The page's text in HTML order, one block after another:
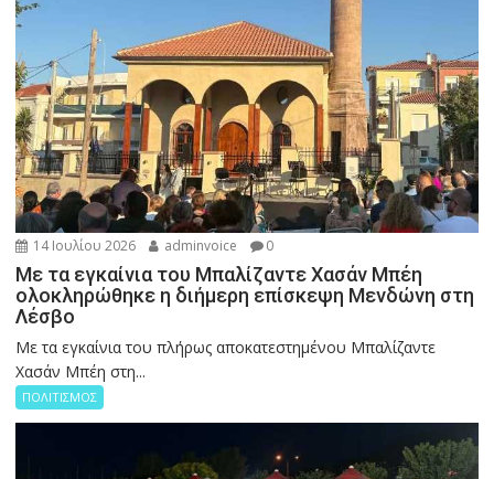
14 Ιουλίου 2026 adminvoice 0
Με τα εγκαίνια του Μπαλίζαντε Χασάν Μπέη
ολοκληρώθηκε η διήμερη επίσκεψη Μενδώνη στη
Λέσβο
Με τα εγκαίνια του πλήρως αποκατεστημένου Μπαλίζαντε
Χασάν Μπέη στη...
ΠΟΛΙΤΙΣΜΟΣ